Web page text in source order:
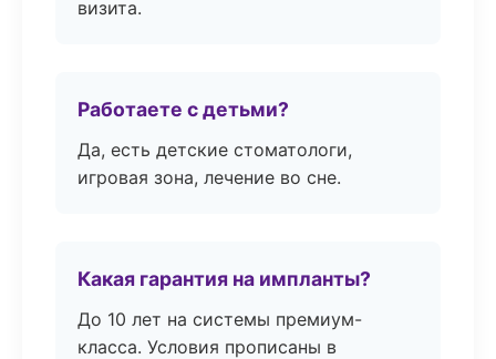
визита.
Работаете с детьми?
Да, есть детские стоматологи,
игровая зона, лечение во сне.
Какая гарантия на импланты?
До 10 лет на системы премиум-
класса. Условия прописаны в